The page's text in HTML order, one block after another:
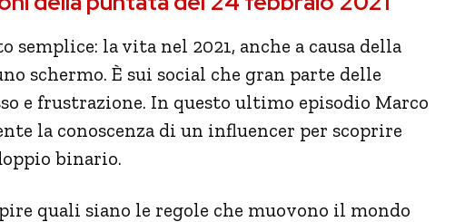
semplice: la vita nel 2021, anche a causa della
schermo. È sui social che gran parte delle
e frustrazione. In questo ultimo episodio Marco
la conoscenza di un influencer per scoprire
binario.
quali siano le regole che muovono il mondo